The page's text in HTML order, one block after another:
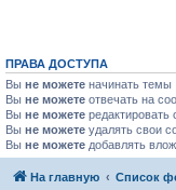
ПРАВА ДОСТУПА
Вы не можете начинать темы
Вы не можете отвечать на
Вы не можете
Вы не можете удалять свои
Вы не можете добавлять
На главную Список